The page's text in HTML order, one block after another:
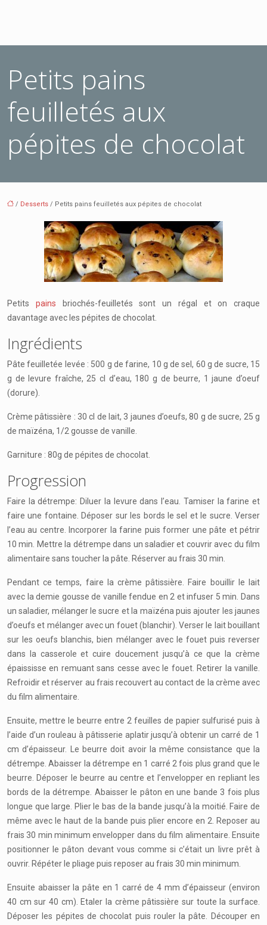
Petits pains
feuilletés aux
pépites de chocolat
/ Desserts / Petits pains feuilletés aux pépites de chocolat
Petits pains briochés-feuilletéssont un régal et on craque
davantage avec les pépites de chocolat.
Ingrédients
Pâte feuilletée levée : 500 g de farine, 10 g de sel, 60 g de sucre, 15
g de levure fraîche, 25 cl d’eau, 180 g de beurre, 1 jaune d’oeuf
(dorure).
Crème pâtissière : 30 cl de lait, 3 jaunes d’oeufs, 80 g de sucre, 25 g
de maïzéna, 1/2 gousse de vanille.
Garniture : 80g de pépites de chocolat.
Progression
Faire la détrempe: Diluer la levure dans l’eau. Tamiser la farine et
faire une fontaine. Déposer sur les bords le sel et le sucre. Verser
l’eau au centre. Incorporer la farine puis former une pâte et pétrir
10 min. Mettre la détrempe dans un saladier et couvrir avec du film
alimentaire sans toucher la pâte. Réserver au frais 30 min.
Pendant ce temps, faire la crème pâtissière. Faire bouillir le lait
avec la demie gousse de vanille fendue en 2 et infuser 5 min. Dans
un saladier, mélanger le sucre et la maïzéna puis ajouter les jaunes
d’oeufs et mélanger avec un fouet (blanchir). Verser le lait bouillant
sur les oeufs blanchis, bien mélanger avec le fouet puis reverser
dans la casserole et cuire doucement jusqu’à ce que la crème
épaississe en remuant sans cesse avec le fouet. Retirer la vanille.
Refroidir et réserver au frais recouvert au contact de la crème avec
du film alimentaire.
Ensuite, mettre le beurre entre 2 feuilles de papier sulfurisé puis à
l’aide d’un rouleau à pâtisserie aplatir jusqu’à obtenir un carré de 1
cm d’épaisseur. Le beurre doit avoir la même consistance que la
détrempe. Abaisser la détrempe en 1 carré 2 fois plus grand que le
beurre. Déposer le beurre au centre et l’envelopper en repliant les
bords de la détrempe. Abaisser le pâton en une bande 3 fois plus
longue que large. Plier le bas de la bande jusqu’à la moitié. Faire de
même avec le haut de la bande puis plier encore en 2. Reposer au
frais 30 min minimum envelopper dans du film alimentaire. Ensuite
positionner le pâton devant vous comme si c’était un livre prêt à
ouvrir. Répéter le pliage puis reposer au frais 30 min minimum.
Ensuite abaisser la pâte en 1 carré de 4 mm d’épaisseur (environ
40 cm sur 40 cm). Etaler la crème pâtissière sur toute la surface.
Déposer les pépites de chocolat puis rouler la pâte. Découper en